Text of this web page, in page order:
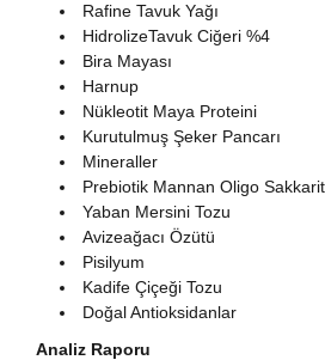
Rafine Tavuk Yağı
HidrolizeTavuk Ciğeri %4
Bira Mayası
Harnup
Nükleotit Maya Proteini
Kurutulmuş Şeker Pancarı
Mineraller
Prebiotik Mannan Oligo
Yaban Mersini Tozu
Avizeağacı Özütü
Pisilyum
Kadife Çiçeği Tozu
Doğal Antioksidanlar
Analiz Raporu